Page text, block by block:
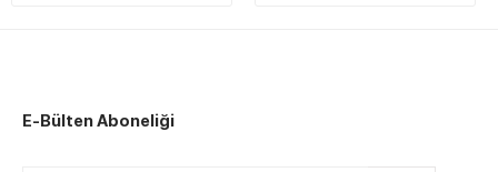
E-Bülten Aboneliği